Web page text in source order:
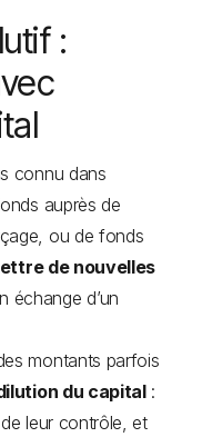
:
connu dans
auprès de
ou de fonds
de nouvelles
échange d’un
montants parfois
du capital:
leur contrôle, et